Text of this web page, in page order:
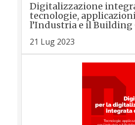
Digitalizzazione
tecnologie,
l’Industria e il
21 Lug 2023